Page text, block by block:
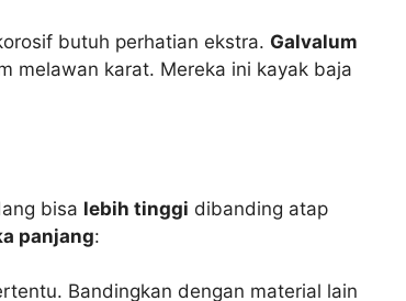
butuh perhatian ekstra. Galvalum
melawan karat. Mereka ini kayak baja
bisa lebih tinggi dibanding atap
panjang:
Bandingkan dengan material lain